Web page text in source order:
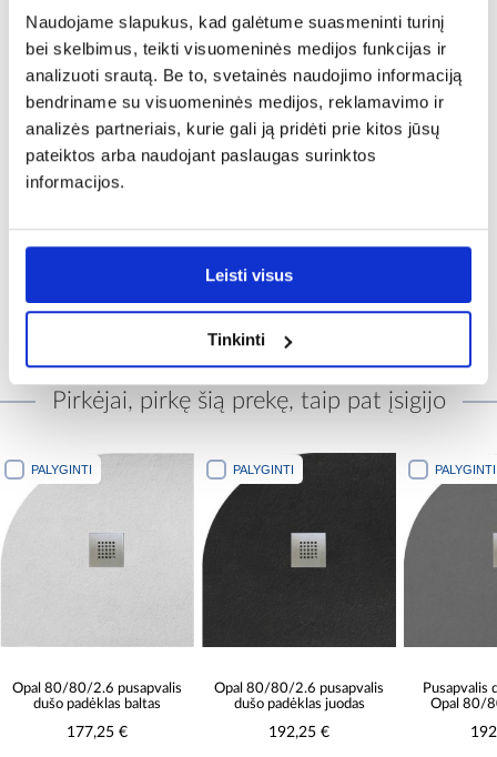
Naudojame slapukus, kad galėtume suasmeninti turinį
bei skelbimus, teikti visuomeninės medijos funkcijas ir
analizuoti srautą. Be to, svetainės naudojimo informaciją
bendriname su visuomeninės medijos, reklamavimo ir
analizės partneriais, kurie gali ją pridėti prie kitos jūsų
pateiktos arba naudojant paslaugas surinktos
informacijos.
Leisti visus
Tinkinti
Komplekte sifonas:
NE
Bendras aukštis (cm):
2,6
Gylis [cm]:
Pirkėjai, pirkę šią prekę, taip pat įsigijo
PALYGINTI
Opal 80/80/2.6 pusapvalis
dušo padėklas baltas
177,25 €
PALYGINTI
Opal 80/80/2.6 pusapvalis
dušo padėklas juodas
192,25 €
PALYGINTI
Pusapvalis
Opal 80/